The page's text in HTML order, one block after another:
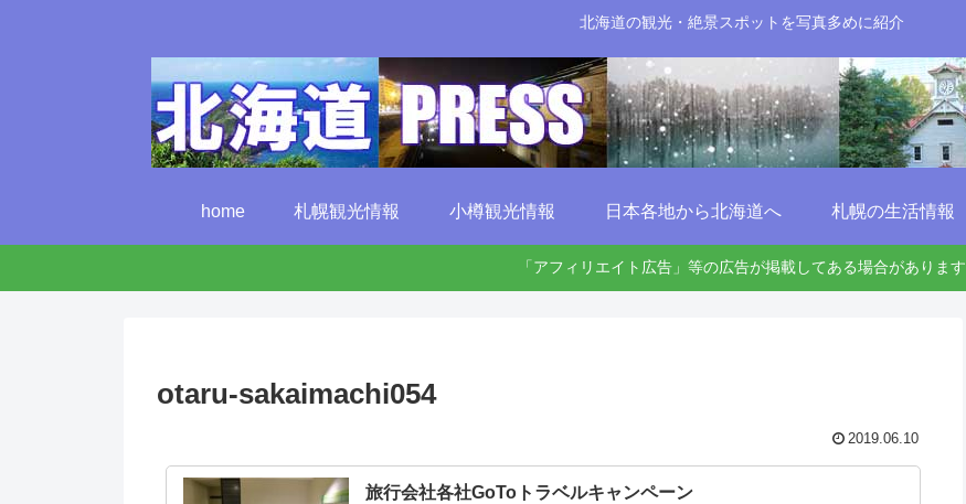
北海道の観光・絶景スポットを写真多めに紹介
home 札幌観光情報 小樽観光情報 日本各地から北海道へ 札幌の生活情報
「アフィリエイト広告」等の広告が掲載してある場合があります
otaru-sakaimachi054
2019.06.10
旅行会社各社GoToトラベルキャンペーン